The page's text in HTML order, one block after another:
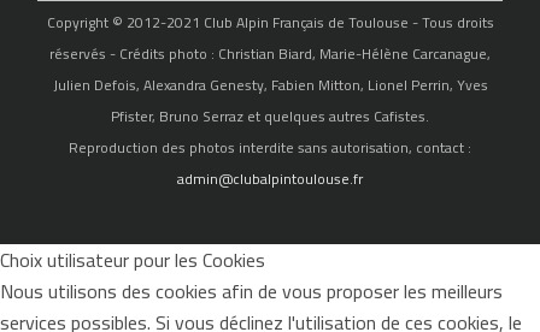
Copyright © 2012-2021 Club Alpin Français de Toulouse - Tous droits
réservés - Crédits photo : Christian Biard, Marie-Hélène Carcanague,
Julien Defois, Alexandra Genesty, Fabien Mitton, Lionel Perrin, Yves
Pfister, Bruno Serraz et quelques autres Cafistes.
Reproduction des photos interdite sans autorisation, contact :
admin@clubalpintoulouse.fr
Choix utilisateur pour les Cookies
Nous utilisons des cookies afin de vous proposer les meilleurs
services possibles. Si vous déclinez l'utilisation de ces cookies, le